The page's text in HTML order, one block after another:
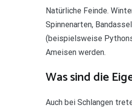
Natürliche Feinde.
Spinnenarten,
(beispielsweise
Ameisen werden.
Was sind die
Auch bei Schlangen